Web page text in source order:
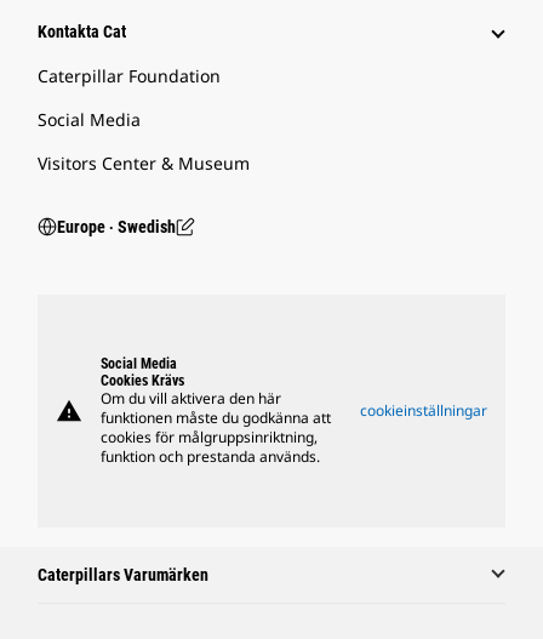
Kontakta Cat
Caterpillar Foundation
Social Media
Visitors Center & Museum
Europe ‧ Swedish
warning
Social Media
Cookies Krävs
Om du vill aktivera den här
funktionen måste du godkänna att
cookies för målgruppsinriktning,
funktion och prestanda används.
cookieinställningar
Caterpillars Varumärken